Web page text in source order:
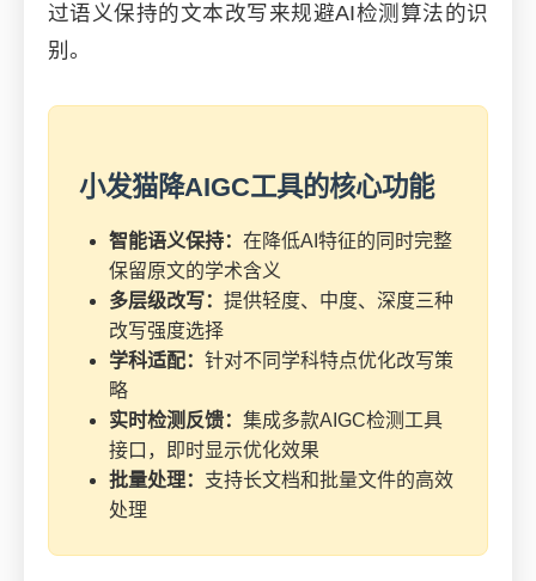
过语义保持的文本改写来规避AI检测算法的识
别。
小发猫降AIGC工具的核心功能
智能语义保持： 在降低AI特征的同时完整
保留原文的学术含义
多层级改写： 提供轻度、中度、深度三种
改写强度选择
学科适配： 针对不同学科特点优化改写策
略
实时检测反馈： 集成多款AIGC检测工具
接口，即时显示优化效果
批量处理： 支持长文档和批量文件的高效
处理